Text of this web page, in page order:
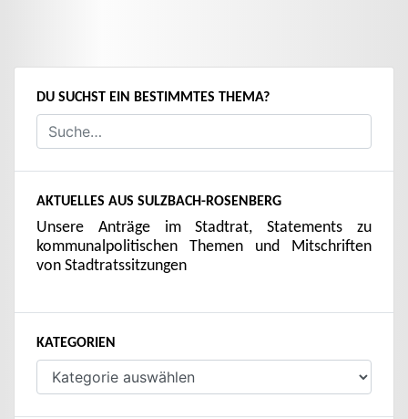
DU SUCHST EIN BESTIMMTES THEMA?
AKTUELLES AUS SULZBACH-ROSENBERG
Unsere Anträge im Stadtrat, Statements zu
kommunalpolitischen Themen und Mitschriften
von Stadtratssitzungen
KATEGORIEN
Kategorien